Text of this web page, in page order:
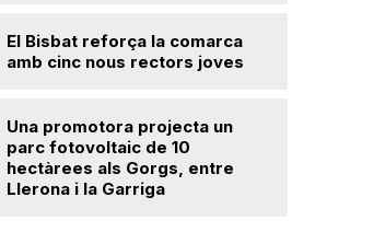
El Bisbat reforça la comarca
amb cinc nous rectors joves
Una promotora projecta un
parc fotovoltaic de 10
hectàrees als Gorgs, entre
Llerona i la Garriga